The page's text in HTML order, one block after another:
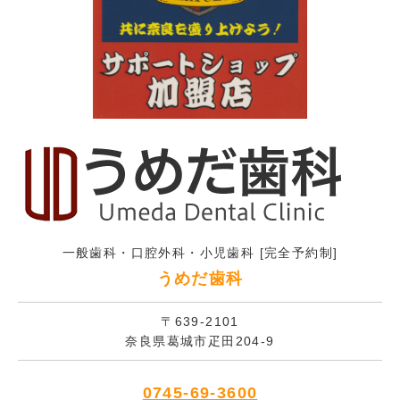
一般歯科・口腔外科・小児歯科 [完全予約制]
うめだ歯科
〒639-2101
奈良県葛城市疋田204-9
0745-69-3600